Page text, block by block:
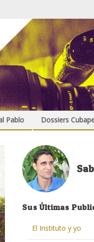
Pablo Dossiers
Sus Últimas
El Instituto y yo